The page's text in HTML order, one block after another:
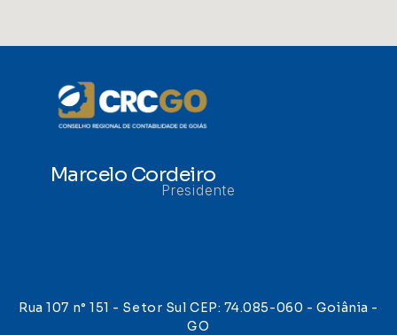
Marcelo Cordeiro
Presidente
Rua 107 n° 151 - Setor Sul CEP: 74.085-060 - Goiânia -
GO